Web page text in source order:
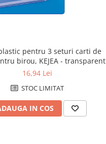
pentru 3 seturi carti de
birou, KEJEA - transparent
16,94 Lei
STOC LIMITAT
IN COS